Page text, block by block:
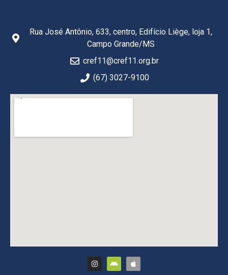
Rua José Antônio, 633, centro, Edifício Liège, loja 1,
Campo Grande/MS
cref11@cref11.org.br
(67) 3027-9100